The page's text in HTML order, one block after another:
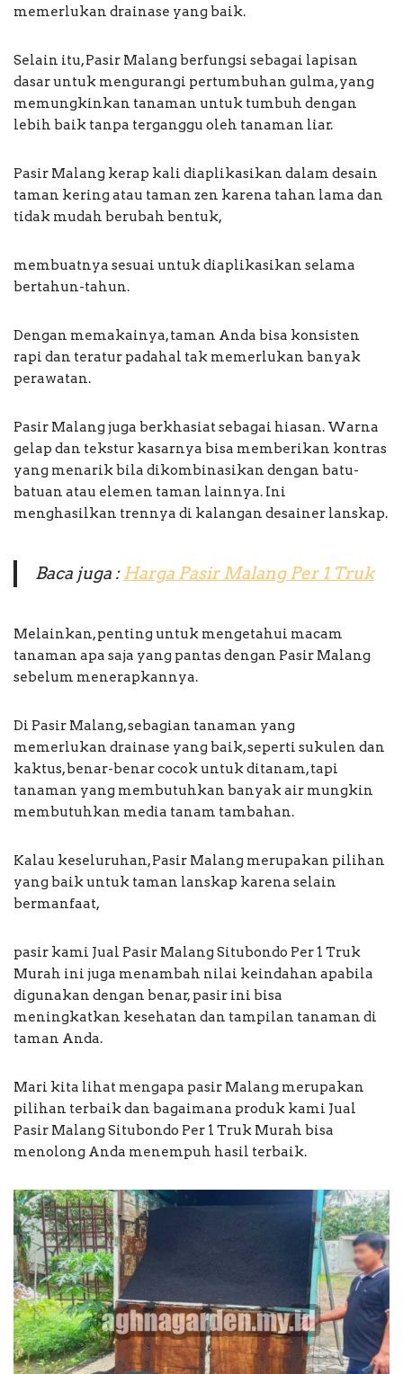
memerlukan drainase yang baik.
Selain itu, Pasir Malang berfungsi sebagai lapisan
dasar untuk mengurangi pertumbuhan gulma, yang
memungkinkan tanaman untuk tumbuh dengan
lebih baik tanpa terganggu oleh tanaman liar.
Pasir Malang kerap kali diaplikasikan dalam desain
taman kering atau taman zen karena tahan lama dan
tidak mudah berubah bentuk,
membuatnya sesuai untuk diaplikasikan selama
bertahun-tahun.
Dengan memakainya, taman Anda bisa konsisten
rapi dan teratur padahal tak memerlukan banyak
perawatan.
Pasir Malang juga berkhasiat sebagai hiasan. Warna
gelap dan tekstur kasarnya bisa memberikan kontras
yang menarik bila dikombinasikan dengan batu-
batuan atau elemen taman lainnya. Ini
menghasilkan trennya di kalangan desainer lanskap.
Baca juga :Harga Pasir Malang Per 1 Truk
Melainkan, penting untuk mengetahui macam
tanaman apa saja yang pantas dengan Pasir Malang
sebelum menerapkannya.
Di Pasir Malang, sebagian tanaman yang
memerlukan drainase yang baik, seperti sukulen dan
kaktus, benar-benar cocok untuk ditanam, tapi
tanaman yang membutuhkan banyak air mungkin
membutuhkan media tanam tambahan.
Kalau keseluruhan, Pasir Malang merupakan pilihan
yang baik untuk taman lanskap karena selain
bermanfaat,
pasir kami Jual Pasir Malang Situbondo Per 1 Truk
Murah ini juga menambah nilai keindahan apabila
digunakan dengan benar, pasir ini bisa
meningkatkan kesehatan dan tampilan tanaman di
taman Anda.
Mari kita lihat mengapa pasir Malang merupakan
pilihan terbaik dan bagaimana produk kami Jual
Pasir Malang Situbondo Per 1 Truk Murah bisa
menolong Anda menempuh hasil terbaik.